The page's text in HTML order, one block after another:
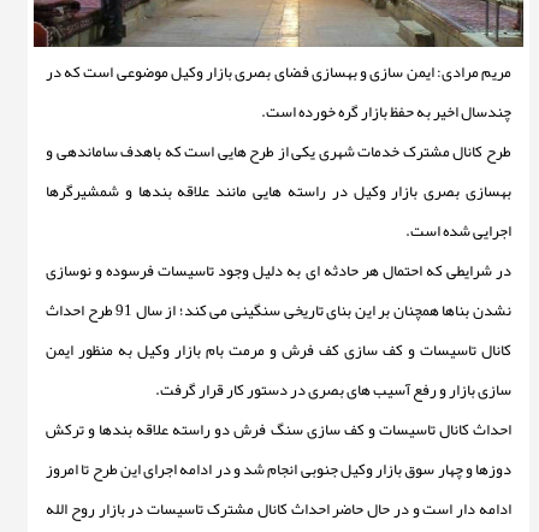
مریم مرادی: ایمن سازی و بهسازی فضای بصری بازار وکیل موضوعی است که در
چندسال اخیر به حفظ بازار گره خورده است.
طرح کانال مشترک خدمات شهری یکی از طرح هایی است که باهدف ساماندهی و
بهسازی بصری بازار وکیل در راسته هایی مانند علاقه بندها و شمشیرگرها
اجرایی شده است.
در شرایطی که احتمال هر حادثه ای به دلیل وجود تاسیسات فرسوده و نوسازی
نشدن بناها همچنان بر این بنای تاریخی سنگینی می كند؛ از سال 91 طرح احداث
كانال تاسیسات و كف سازی كف فرش و مرمت بام بازار وكیل به منظور ایمن
سازی بازار و رفع آسیب های بصری در دستور كار قرار گرفت.
احداث كانال تاسیسات و كف سازی سنگ فرش دو راسته علاقه بندها و تركش
دوزها و چهار سوق بازار وكیل جنوبی انجام شد و در ادامه اجرای این طرح تا امروز
ادامه دار است و در حال حاضر احداث کانال مشترک تاسیسات در بازار روح الله